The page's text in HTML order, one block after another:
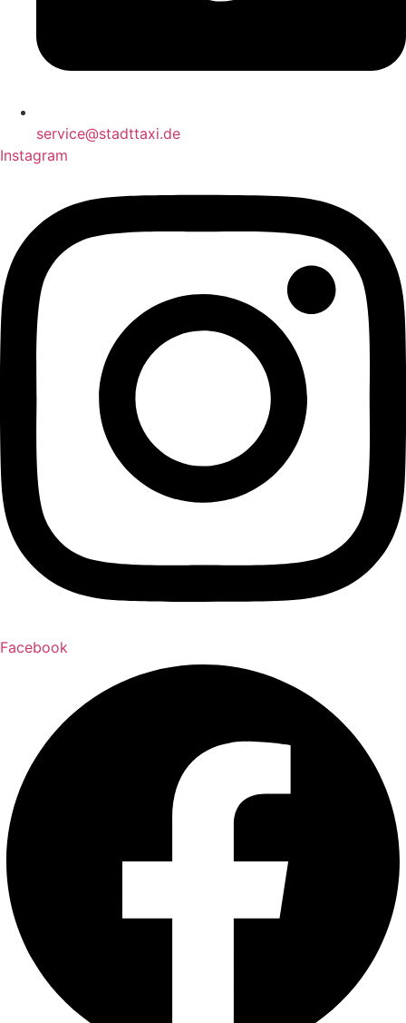
service@stadttaxi.de
Instagram
Facebook